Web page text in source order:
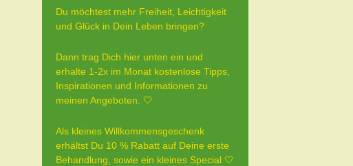
Du möchtest mehr Freiheit, Leichtigkeit
und Glück in Dein Leben bringen?
Dann trag Dich hier unten ein und
erhalte 1-2x im Monat kostenlose Tipps,
Inspirationen und Informationen zu
meinen Angeboten. 🤍
Als kleines Willkommensgeschenk
erhältst Du 10 % Rabatt auf Deine erste
Behandlung, sowie ein kleines Special 🤍